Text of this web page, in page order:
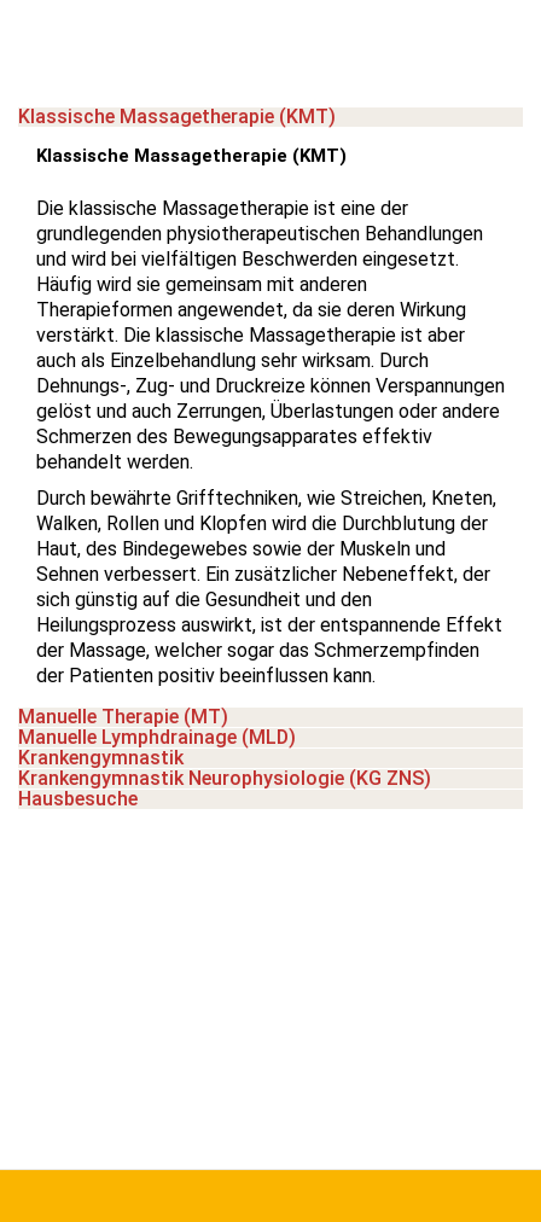
Klassische Massagetherapie (KMT)
Klassische Massagetherapie (KMT)
Die klassische Massagetherapie ist eine der
grundlegenden physiotherapeutischen Behandlungen
und wird bei vielfältigen Beschwerden eingesetzt.
Häufig wird sie gemeinsam mit anderen
Therapieformen angewendet, da sie deren Wirkung
verstärkt. Die klassische Massagetherapie ist aber
auch als Einzelbehandlung sehr wirksam. Durch
Dehnungs-, Zug- und Druckreize können Verspannungen
gelöst und auch Zerrungen, Überlastungen oder andere
Schmerzen des Bewegungsapparates effektiv
behandelt werden.
Durch bewährte Grifftechniken, wie Streichen, Kneten,
Walken, Rollen und Klopfen wird die Durchblutung der
Haut, des Bindegewebes sowie der Muskeln und
Sehnen verbessert. Ein zusätzlicher Nebeneffekt, der
sich günstig auf die Gesundheit und den
Heilungsprozess auswirkt, ist der entspannende Effekt
der Massage, welcher sogar das Schmerzempfinden
der Patienten positiv beeinflussen kann.
Manuelle Therapie (MT)
Manuelle Lymphdrainage (MLD)
Krankengymnastik
Krankengymnastik Neurophysiologie (KG ZNS)
Hausbesuche